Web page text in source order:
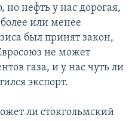
но нефть у нас дорогая,
или менее
был принят закон,
не может
газа, и у нас чуть ли
экспорт.
ли стокгольмский